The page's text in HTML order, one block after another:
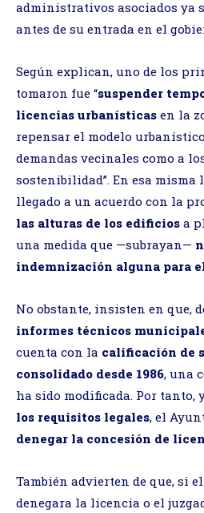
administrativos asociados ya
antes de su entrada en el
Según explican, uno de los
tomaron fue “suspender
licencias urbanísticas en la
repensar el modelo
demandas vecinales como a
sostenibilidad”. En esa misma
llegado a un acuerdo con la
las alturas de los edificios a
una medida que —subrayan—
indemnización alguna para
No obstante, insisten en que,
informes técnicos
cuenta con la calificación de
consolidado desde 1986, una
ha sido modificada. Por tanto,
los requisitos legales, el
denegar la concesión de
También advierten de que, si
denegara la licencia o el